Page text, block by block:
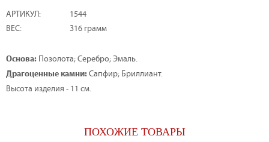
АРТИКУЛ:
1544
ВЕС:
316 грамм
Основа: Позолота; Серебро; Эмаль.
Драгоценные камни: Сапфир; Бриллиант.
Высота изделия - 11 см.
ПОХОЖИЕ ТОВАРЫ